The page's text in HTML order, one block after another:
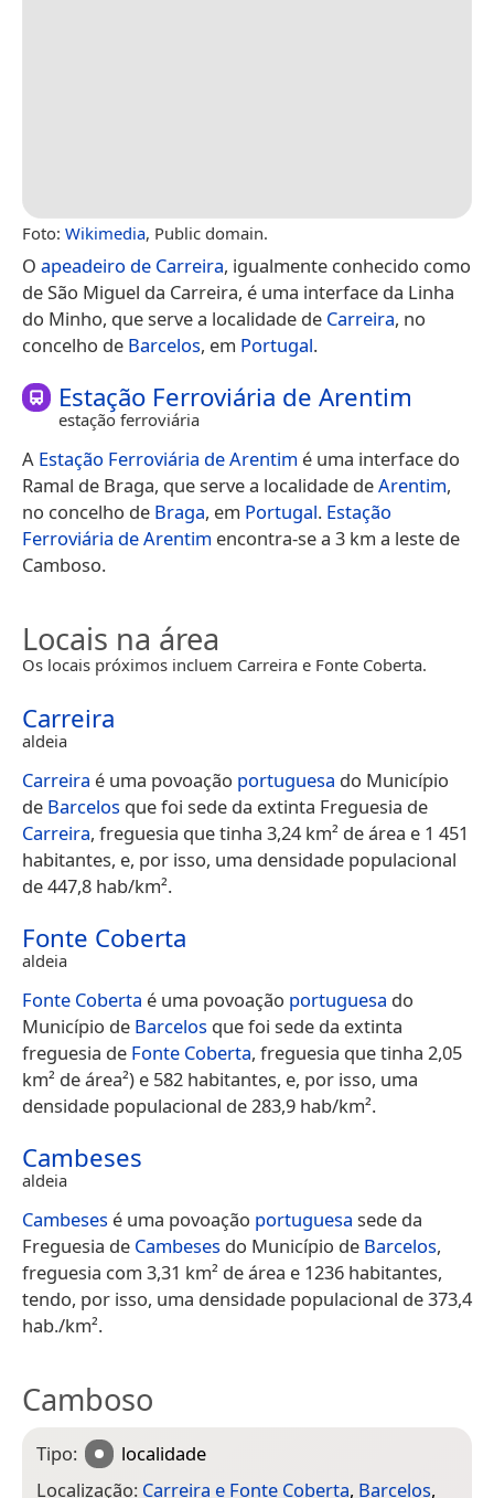
Foto: Wikimedia, Public domain.
O apeadeiro de Carreira, igualmente conhecido como
de São Miguel da Carreira, é uma interface da Linha
do Minho, que serve a localidade de Carreira, no
concelho de Barcelos, em Portugal.
Estação Ferroviária de Arentim
estação ferroviária
A Estação Ferroviária de Arentim é uma interface do
Ramal de Braga, que serve a localidade deArentim,
no concelho de Braga, em Portugal. Estação
Ferroviária de Arentim encontra-se a 3 km a leste de
Camboso.
Locais na área
Os locais próximos incluem Carreira e Fonte Coberta.
Carreira
aldeia
Carreira é uma povoação portuguesa do Município
de Barcelos que foi sede da extinta Freguesia de
Carreira, freguesia que tinha 3,24 km² de área e 1 451
habitantes, e, por isso, uma densidade populacional
de 447,8 hab/km².
Fonte Coberta
aldeia
Fonte Coberta é uma povoação portuguesa do
Município de Barcelos que foi sede da extinta
freguesia de Fonte Coberta, freguesia que tinha 2,05
km² de área²) e 582 habitantes, e, por isso, uma
densidade populacional de 283,9 hab/km².
Cambeses
aldeia
Cambeses é uma povoação portuguesa sede da
Freguesia de Cambeses do Município de Barcelos,
freguesia com 3,31 km² de área e 1236 habitantes,
tendo, por isso, uma densidade populacional de 373,4
hab./km².
Camboso
Tipo:
localidade
Localização: Carreira e Fonte Coberta, Barcelos,